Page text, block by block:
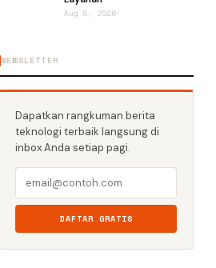
Aug 5, 2026
NEWSLETTER
Dapatkan rangkuman berita
teknologi terbaik langsung di
inbox Anda setiap pagi.
DAFTAR GRATIS